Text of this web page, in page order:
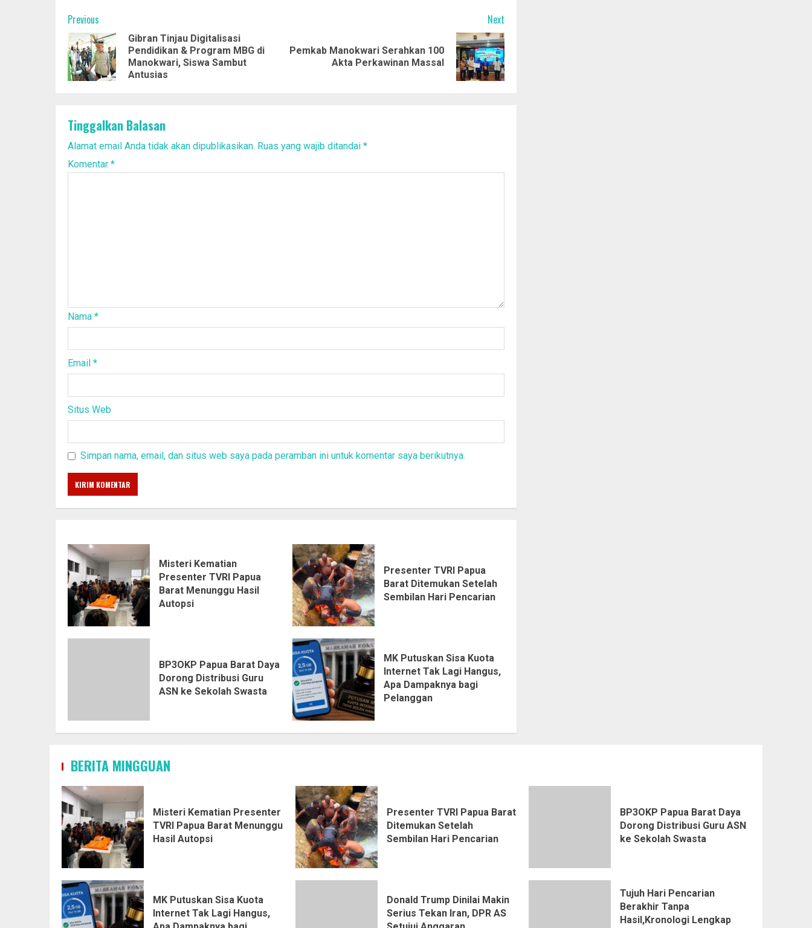
Post
navigation
Previous
Previous
Gibran Tinjau Digitalisasi
Pendidikan & Program MBG di
Manokwari, Siswa Sambut
Antusias
Next
Next
Pemkab Manokwari Serahkan 100
Akta Perkawinan Massal
Tinggalkan Balasan
Alamat email Anda tidak akan dipublikasikan. Ruas yang wajib ditandai *
Komentar *
Nama *
Email *
Situs Web
Simpan nama, email, dan situs web saya pada peramban ini untuk komentar saya berikutnya.
Misteri Kematian
Presenter TVRI Papua
Barat Menunggu Hasil
Autopsi
Presenter TVRI Papua
Barat Ditemukan Setelah
Sembilan Hari Pencarian
BP3OKP Papua Barat Daya
Dorong Distribusi Guru
ASN ke Sekolah Swasta
MK Putuskan Sisa Kuota
Internet Tak Lagi Hangus,
Apa Dampaknya bagi
Pelanggan
BERITA MINGGUAN
Misteri Kematian Presenter
TVRI Papua Barat Menunggu
Hasil Autopsi
Presenter TVRI Papua Barat
Ditemukan Setelah
Sembilan Hari Pencarian
BP3OKP Papua Barat Daya
Dorong Distribusi Guru ASN
ke Sekolah Swasta
MK Putuskan Sisa Kuota
Internet Tak Lagi Hangus,
Donald Trump Dinilai Makin
Serius Tekan Iran, DPR AS
Tujuh Hari Pencarian
Berakhir Tanpa
Hasil,Kronologi Lengkap